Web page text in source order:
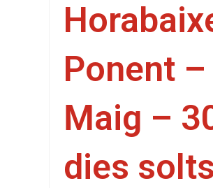
Ponent
Maig –
dies solts